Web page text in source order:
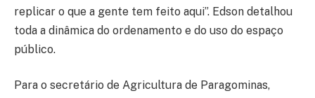
replicar o que a gente tem feito aqui”. Edson detalhou
toda a dinâmica do ordenamento e do uso do espaço
público.
Para o secretário de Agricultura de Paragominas,